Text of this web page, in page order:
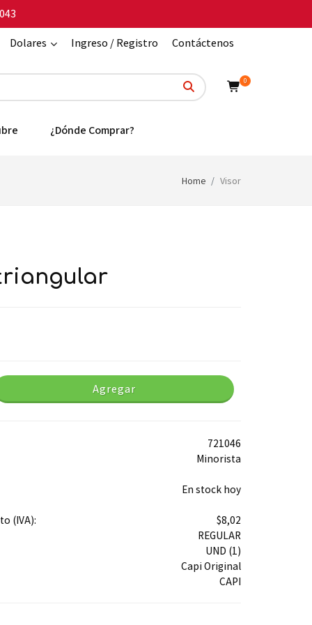
Dolares
Ingreso / Registro Contáctenos
0
¿Dónde Comprar?
Home Visor
Agregar
721046
Minorista
En stock hoy
(IVA):
$8,02
REGULAR
UND (1)
Capi Original
CAPI